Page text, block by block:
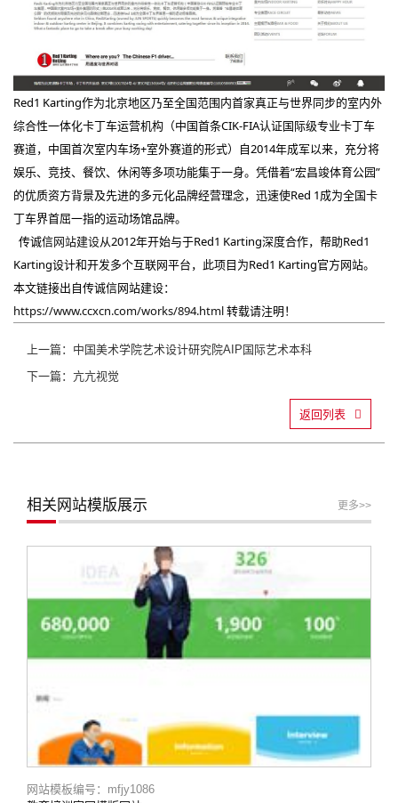
Red1 Karting作为北京地区乃至全国范围内首家真正与世界同步的室内外
综合性一体化卡丁车运营机构（中国首条CIK-FIA认证国际级专业卡丁车
赛道，中国首次室内车场+室外赛道的形式）自2014年成军以来，充分将
娱乐、竞技、餐饮、休闲等多项功能集于一身。凭借着“宏昌竣体育公园”
的优质资方背景及先进的多元化品牌经营理念，迅速使Red 1成为全国卡
丁车界首屈一指的运动场馆品牌。
传诚信网站建设从2012年开始与于Red1 Karting深度合作，帮助Red1
Karting设计和开发多个互联网平台，此项目为Red1 Karting官方网站。
本文链接出自传诚信网站建设：
https://www.ccxcn.com/works/894.html转载请注明！
上一篇：中国美术学院艺术设计研究院AIP国际艺术本科
下一篇：亢亢视觉
返回列表
相关网站模版展示 更多>>
网站模板编号：mfjy1086